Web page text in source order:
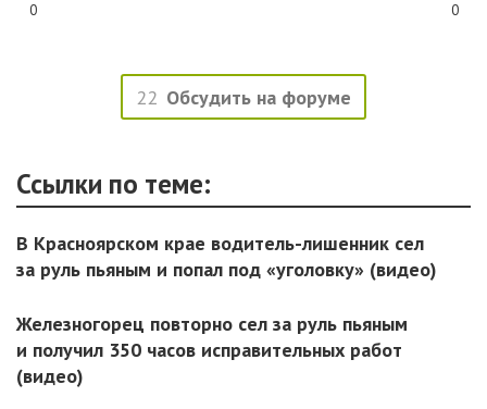
0 0
22 Обсудить на форуме
Ссылки по теме:
В Красноярском крае водитель-лишенник сел
за руль пьяным и попал под «уголовку» (видео)
Железногорец повторно сел за руль пьяным
и получил 350 часов исправительных работ
(видео)